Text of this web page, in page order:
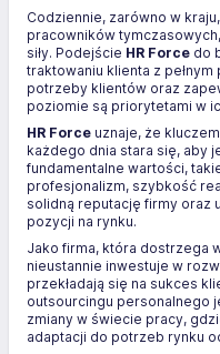
Codziennie, zarówno w
pracowników
siły. Podejście HR Force do
traktowaniu klienta z
potrzeby klientów oraz
poziomie są priorytetami w
HR Force uznaje, że
każdego dnia stara się, aby
fundamentalne wartości,
profesjonalizm, szybkość
solidną reputację firmy oraz
pozycji na rynku.
Jako firma, która dostrzega
nieustannie inwestuje w
przekładają się na sukces
outsourcingu personalnego
zmiany w świecie pracy,
adaptacji do potrzeb rynku